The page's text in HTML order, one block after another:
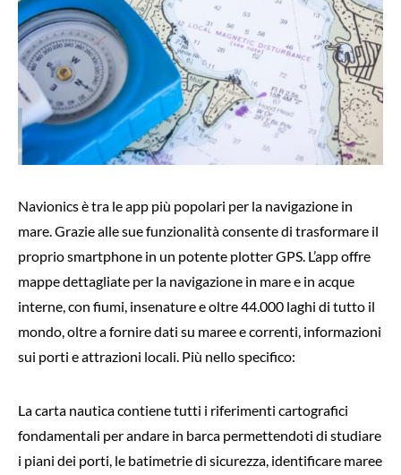
Navionics è tra le app più popolari per la navigazione in
mare. Grazie alle sue funzionalità consente di trasformare il
proprio smartphone in un potente plotter GPS. L’app offre
mappe dettagliate per la navigazione in mare e in acque
interne, con fiumi, insenature e oltre 44.000 laghi di tutto il
mondo, oltre a fornire dati su maree e correnti, informazioni
sui porti e attrazioni locali. Più nello specifico:
La carta nautica contiene tutti i riferimenti cartografici
fondamentali per andare in barca permettendoti di studiare
i piani dei porti, le batimetrie di sicurezza, identificare maree